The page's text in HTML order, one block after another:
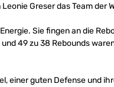
Greser das Team der
Sie fingen an die
49 zu 38 Rebounds
einer guten Defense und